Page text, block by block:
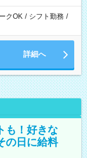
クOK / シフト勤務 /
詳細へ
も！好きな
の日に給料